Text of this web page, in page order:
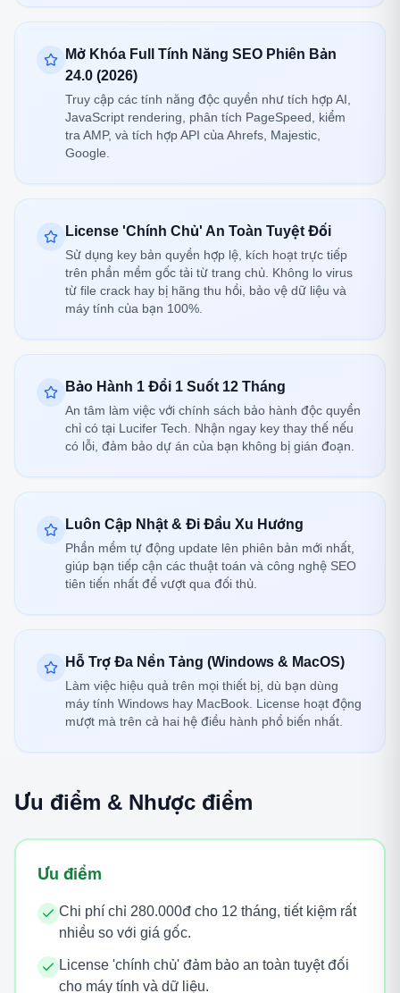
Mở Khóa Full Tính Năng SEO Phiên Bản
24.0 (2026)
Truy cập các tính năng độc quyền như tích hợp AI,
JavaScript rendering, phân tích PageSpeed, kiểm
tra AMP, và tích hợp API của Ahrefs, Majestic,
Google.
License 'Chính Chủ' An Toàn Tuyệt Đối
Sử dụng key bản quyền hợp lệ, kích hoạt trực tiếp
trên phần mềm gốc tải từ trang chủ. Không lo virus
từ file crack hay bị hãng thu hồi, bảo vệ dữ liệu và
máy tính của bạn 100%.
Bảo Hành 1 Đổi 1 Suốt 12 Tháng
An tâm làm việc với chính sách bảo hành độc quyền
chỉ có tại Lucifer Tech. Nhận ngay key thay thế nếu
có lỗi, đảm bảo dự án của bạn không bị gián đoạn.
Luôn Cập Nhật & Đi Đầu Xu Hướng
Phần mềm tự động update lên phiên bản mới nhất,
giúp bạn tiếp cận các thuật toán và công nghệ SEO
tiên tiến nhất để vượt qua đối thủ.
Hỗ Trợ Đa Nền Tảng (Windows & MacOS)
Làm việc hiệu quả trên mọi thiết bị, dù bạn dùng
máy tính Windows hay MacBook. License hoạt động
mượt mà trên cả hai hệ điều hành phổ biến nhất.
Ưu điểm & Nhược điểm
Ưu điểm
Chi phí chỉ 280.000đ cho 12 tháng, tiết kiệm rất
nhiều so với giá gốc.
License 'chính chủ' đảm bảo an toàn tuyệt đối
cho máy tính và dữ liệu.